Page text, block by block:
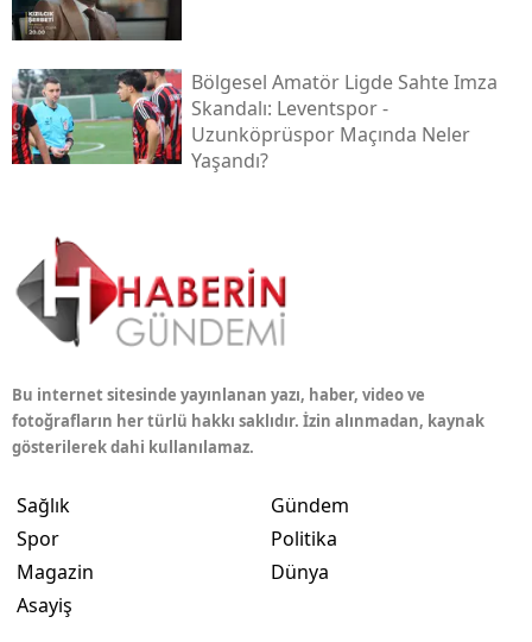
Bölgesel Amatör Ligde Sahte Imza
Skandalı: Leventspor -
Uzunköprüspor Maçında Neler
Yaşandı?
Bu internet sitesinde yayınlanan yazı, haber, video ve
fotoğrafların her türlü hakkı saklıdır. İzin alınmadan, kaynak
gösterilerek dahi kullanılamaz.
Sağlık
Spor
Magazin
Asayiş
Gündem
Politika
Dünya